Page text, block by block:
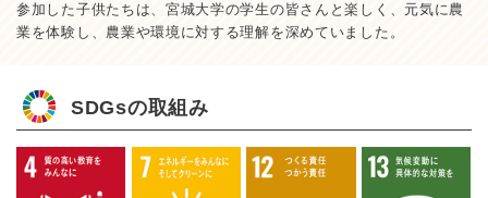
参加した子供たちは、宮城大学の学生の皆さんと楽しく、元気に農
業を体験し、農業や環境に対する理解を深めていました。
SDGsの取組み